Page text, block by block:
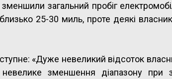
загальний пробіг
25-30 миль, проте деякі
«Дуже невеликий відсоток
зменшення діапазону при